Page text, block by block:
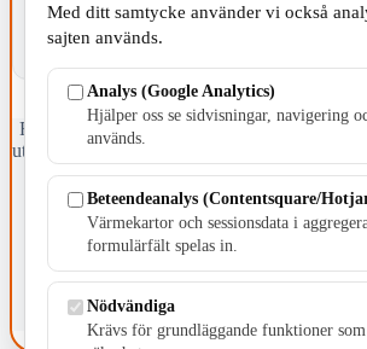
Fristående webbtidningsföretag grundat 1991
ut tidningen Skillingaryd.nu och 2010
april 2026 omfattar Skillingaryd.nu tre
Värnamo och Vaggeryds
Kontakta oss
E-post:
Postadress: Gisslaköp 1, 568 92
Kakinställningar
Med ditt samtycke använder vi också
sajten används.
Analys (Google Analytics)
Hjälper oss se sidvisningar, navigering
används.
Beteendeanalys (Contentsquare/
Värmekartor och sessionsdata i
formulärfält spelas in.
Nödvändiga
Krävs för grundläggande funktioner